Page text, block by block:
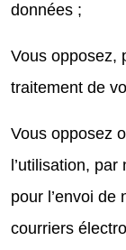
données ;
Vous opposez,
traitement de
Vous opposez
l’utilisation,
pour l’envoi de
courriers